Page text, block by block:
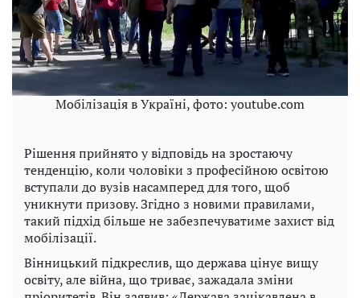
Мобілізація в Україні, фото: youtube.com
Рішення прийнято у відповідь на зростаючу
тенденцію, коли чоловіки з професійною освітою
вступали до вузів насамперед для того, щоб
уникнути призову. Згідно з новими правилами,
такий підхід більше не забезпечуватиме захист від
мобілізації.
Вінницький підкреслив, що держава цінує вищу
освіту, але війна, що триває, зажадала зміни